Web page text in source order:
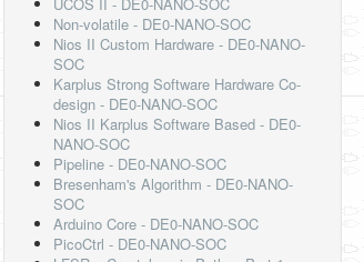
Non-volatile - DE0-NANO-SOC
Nios II Custom Hardware - DE0-NANO-
SOC
Karplus Strong Software Hardware Co-
design - DE0-NANO-SOC
Nios II Karplus Software Based - DE0-
NANO-SOC
Pipeline - DE0-NANO-SOC
Bresenham's Algorithm - DE0-NANO-
SOC
Arduino Core - DE0-NANO-SOC
PicoCtrl - DE0-NANO-SOC